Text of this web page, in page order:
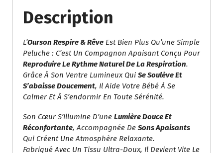
Description
L’Ourson Respire & Rêve Est Bien Plus Qu’une Simple
Peluche : C’est Un Compagnon Apaisant Conçu Pour
Reproduire Le Rythme Naturel De La Respiration.
Grâce À Son Ventre Lumineux Qui Se Soulève Et
S’abaisse Doucement, Il Aide Votre Bébé À Se
Calmer Et À S’endormir En Toute Sérénité.
Son Cœur S’illumine D’une Lumière Douce Et
Réconfortante, Accompagnée De Sons Apaisants
Qui Créent Une Atmosphère Relaxante.
Fabriqué Avec Un Tissu Ultra-Doux, Il Devient Vite Le